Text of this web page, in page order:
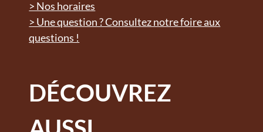
> Nos horaires
> Une question ? Consultez notre foire aux
questions !
DÉCOUVREZ